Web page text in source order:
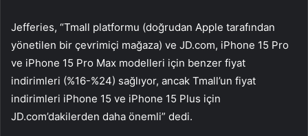
Jefferies, “Tmall platformu (doğrudan Apple tarafından
yönetilen bir çevrimiçi mağaza) ve JD.com, iPhone 15 Pro
ve iPhone 15 Pro Max modelleri için benzer fiyat
indirimleri (%16-%24) sağlıyor, ancak Tmall’un fiyat
indirimleri iPhone 15 ve iPhone 15 Plus için
JD.com’dakilerden daha önemli” dedi.